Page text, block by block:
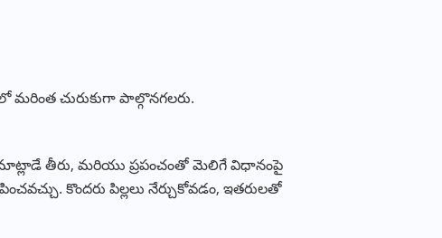
మరింత చురుకుగా పాల్గొనగలరు.
మాట్లాడే తీరు, మరియు ప్రపంచంతో మెలిగే విధానంపై
కొందరు పిల్లలు నేర్చుకోవడం, ఇతరులతో